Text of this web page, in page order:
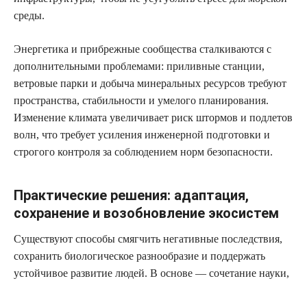
среды.
Энергетика и прибрежные сообщества сталкиваются с
дополнительными проблемами: приливные станции,
ветровые парки и добыча минеральных ресурсов требуют
пространства, стабильности и умелого планирования.
Изменение климата увеличивает риск штормов и подлетов
волн, что требует усиления инженерной подготовки и
строгого контроля за соблюдением норм безопасности.
Практические решения: адаптация,
сохранение и возобновление экосистем
Существуют способы смягчить негативные последствия,
сохранить биологическое разнообразие и поддержать
устойчивое развитие людей. В основе — сочетание науки,